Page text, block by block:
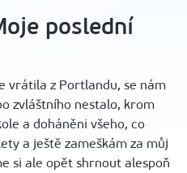
poslední
vrátila z Portlandu, se nám
zvláštního nestalo, krom
a doháněni všeho, co
a ještě zameškám za můj
si ale opět shrnout alespoň